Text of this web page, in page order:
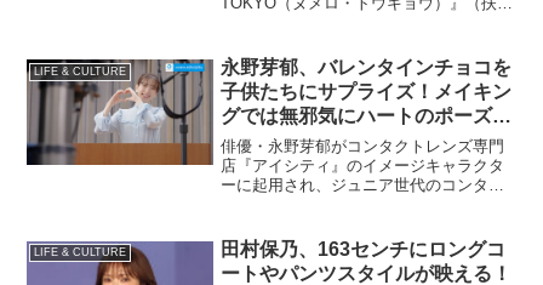
はインタビューやソロショットなど…。
LIFE & CULTURE
永野芽郁、バレンタインチョコを
子供たちにサプライズ！メイキン
グでは無邪気にハートのポーズ
も…
俳優・永野芽郁がコンタクトレンズ専門
店『アイシティ』のイメージキャラクタ
ーに起用され、ジュニア世代のコンタク
式」篇を2月13日より放映開始される。
LIFE & CULTURE
田村保乃、163センチにロングコ
ートやパンツスタイルが映える！